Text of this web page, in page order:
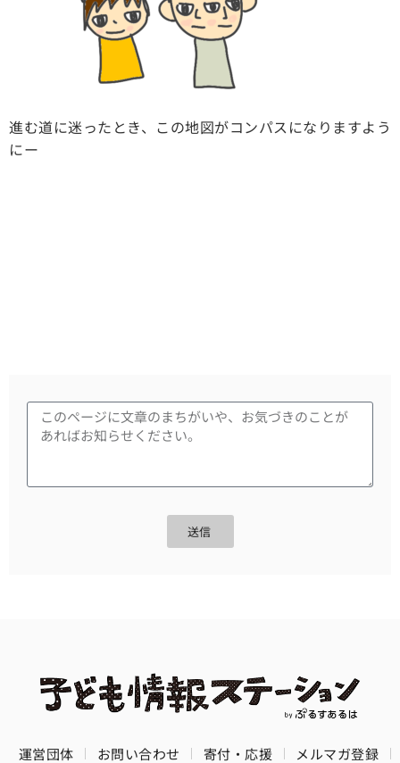
進む道に迷ったとき、この地図がコンパスになりますよう
にー
送信
運営団体 お問い合わせ 寄付・応援 メルマガ登録